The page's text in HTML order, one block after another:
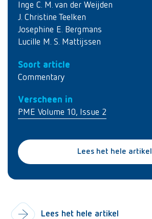
Inge C. M. van der Weijden
J. Christine Teelken
Josephine E. Bergmans
Lucille M. S. Mattijssen
Soort article
Commentary
Verscheen in
PME Volume 10, Issue 2
Lees het hele artikel
Lees het hele artikel